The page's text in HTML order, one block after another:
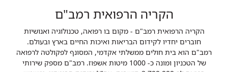
הקריה הרפואית רמב"ם
הקריה הרפואית רמב"ם - מקום בו רפואה, טכנולוגיה ואנושיות
חוברים יחדיו לקידום הבריאות ואיכות החיים בארץ ובעולם.
רמב"ם הוא בית חולים ממשלתי אקדמי, המסונף לפקולטה לרפואה
של הטכניון ומונה כ- 1000 מיטות אשפוז. רמב"ם מספק שירותי